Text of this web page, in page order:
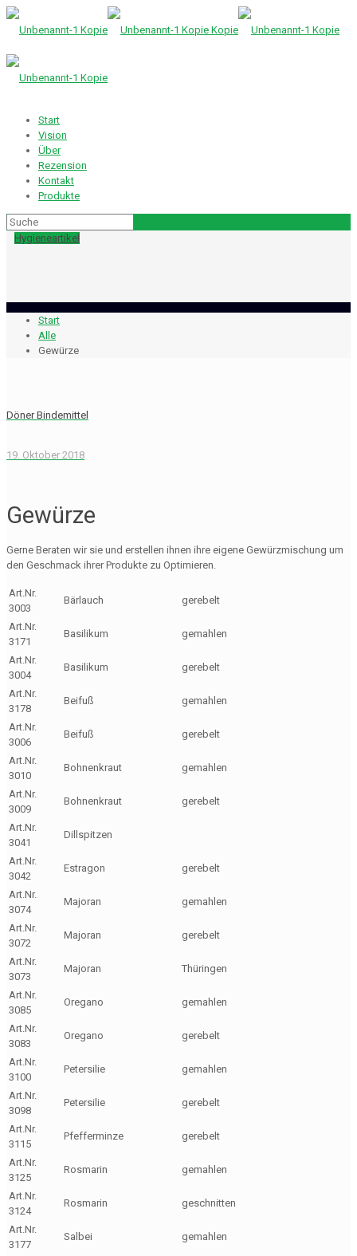
Start
Vision
Über
Rezension
Kontakt
Produkte
Hygieneartikel
Start
Alle
Gewürze
Döner Bindemittel
19. Oktober 2018
Gewürze
Gerne Beraten wir sie und erstellen ihnen ihre eigene Gewürzmischung um
den Geschmack ihrer Produkte zu Optimieren.
Art.Nr.
3003
Bärlauch gerebelt
Art.Nr.
3171
Basilikum gemahlen
Art.Nr.
3004
Basilikum gerebelt
Art.Nr.
3178
Beifuß gemahlen
Art.Nr.
3006
Beifuß gerebelt
Art.Nr.
3010
Bohnenkraut gemahlen
Art.Nr.
3009
Bohnenkraut gerebelt
Art.Nr.
3041
Dillspitzen
Art.Nr.
3042
Estragon gerebelt
Art.Nr.
3074
Majoran gemahlen
Art.Nr.
3072
Majoran gerebelt
Art.Nr.
3073
Majoran Thüringen
Art.Nr.
3085
Oregano gemahlen
Art.Nr.
3083
Oregano gerebelt
Art.Nr.
3100
Petersilie gemahlen
Art.Nr.
3098
Petersilie gerebelt
Art.Nr.
3115
Pfefferminze gerebelt
Art.Nr.
3125
Rosmarin gemahlen
Art.Nr.
3124
Rosmarin geschnitten
Art.Nr.
3177
Salbei gemahlen